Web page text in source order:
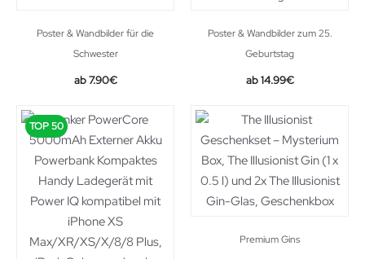
Poster & Wandbilder für die
Schwester
7.90€
Poster & Wandbilder zum 25.
Geburtstag
14.99€
TOP 50
Premium Gins